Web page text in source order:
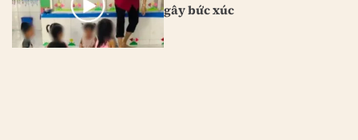
gây bức xúc